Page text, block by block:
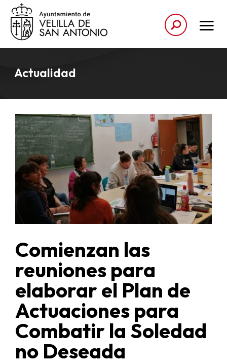
Actualidad
Comienzan las
reuniones para
elaborar el Plan de
Actuaciones para
Combatir la Soledad
no Deseada